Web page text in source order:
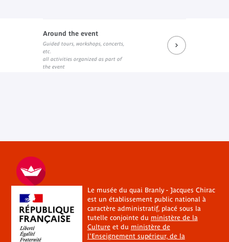
Around the event
Guided tours, workshops, concerts,
etc.
all activities organized as part of
the event
Le musée du quai Branly - Jacques Chirac
est un établissement public national à
caractère administratif, placé sous la
tutelle conjointe du ministère de la
Cultureet du ministère de
l'Enseignement supérieur, de la